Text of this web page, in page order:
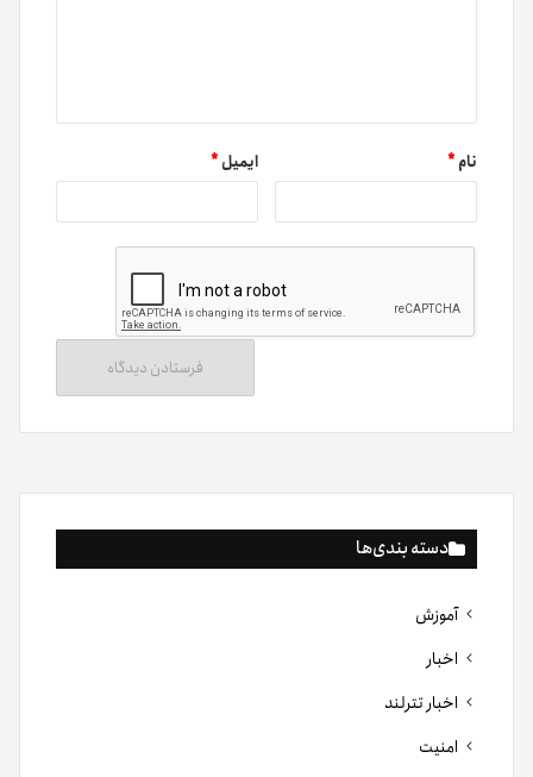
دسته بندی‌ها
آموزش
اخبار
اخبار تترلند
امنیت
نام* ایمیل*